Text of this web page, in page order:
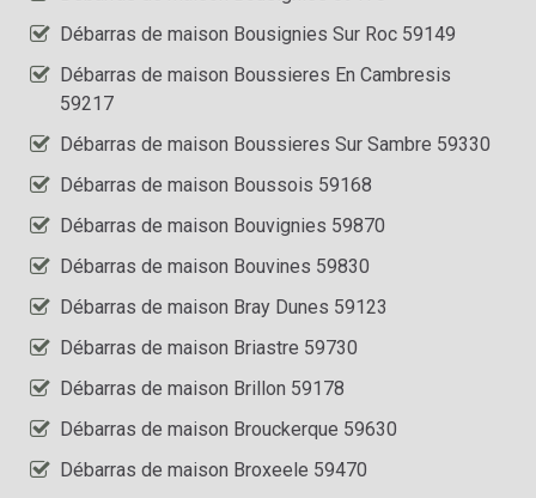
Débarras de maison Bousignies Sur Roc 59149
Débarras de maison Boussieres En Cambresis
59217
Débarras de maison Boussieres Sur Sambre 59330
Débarras de maison Boussois 59168
Débarras de maison Bouvignies 59870
Débarras de maison Bouvines 59830
Débarras de maison Bray Dunes 59123
Débarras de maison Briastre 59730
Débarras de maison Brillon 59178
Débarras de maison Brouckerque 59630
Débarras de maison Broxeele 59470